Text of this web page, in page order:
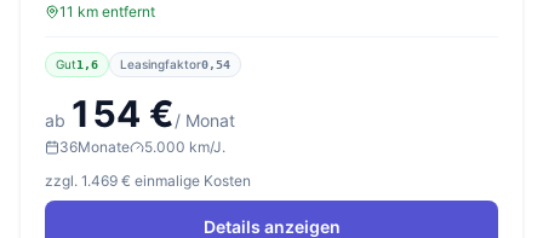
11 km entfernt
Gut1,6 Leasingfaktor0,54
ab 154 €/ Monat
36Monate
5.000 km/J.
zzgl. 1.469 € einmalige Kosten
Details anzeigen